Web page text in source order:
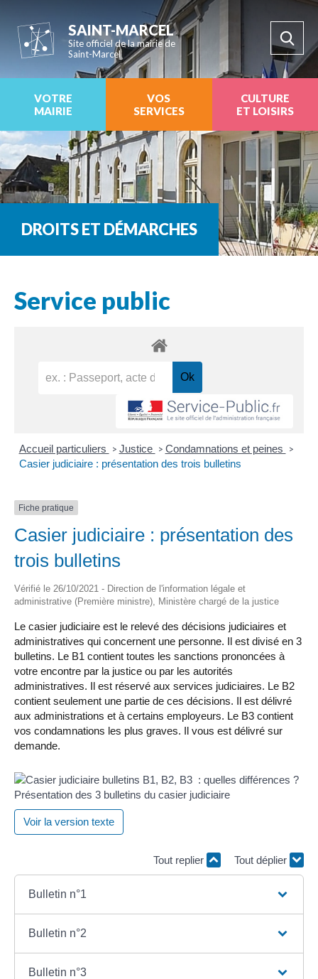
SAINT-MARCEL
Site officiel de la mairie de
Saint-Marcel
VOTRE
MAIRIE
VOS
SERVICES
CULTURE
ET LOISIRS
DROITS ET DÉMARCHES
Service public
Accueil particuliers > Justice > Condamnations et peines >
Casier judiciaire : présentation des trois bulletins
Fiche pratique
Casier judiciaire : présentation des
trois bulletins
Vérifié le 26/10/2021 - Direction de l'information légale et
administrative (Première ministre), Ministère chargé de la justice
Le casier judiciaire est le relevé des décisions judiciaires et
administratives qui concernent une personne. Il est divisé en 3
bulletins. Le B1 contient toutes les sanctions prononcées à
votre encontre par la justice ou par les autorités
administratives. Il est réservé aux services judiciaires. Le B2
contient seulement une partie de ces décisions. Il est délivré
aux administrations et à certains employeurs. Le B3 contient
vos condamnations les plus graves. Il vous est délivré sur
demande.
Présentation des 3 bulletins du casier judiciaire
Voir la version texte
Tout replier Tout déplier
Bulletin n°1
Bulletin n°2
Bulletin n°3